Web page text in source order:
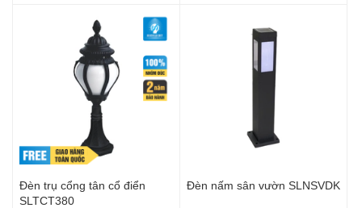
Đèn trụ cổng tân cổ điển
SLTCT380
Đèn nấm sân vườn SLNSVDK